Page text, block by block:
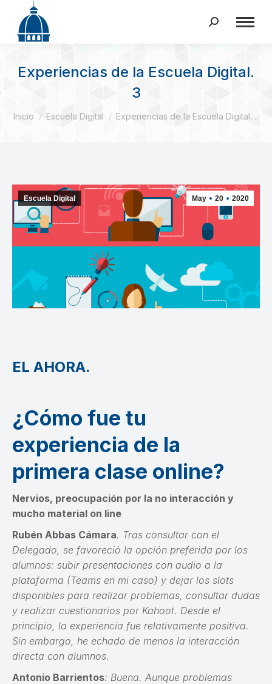
Buscar:
Experiencias de la Escuela Digital.
3
Estás aquí:
Inicio Escuela Digital Experiencias de la Escuela Digital.…
May 20 2020
Escuela Digital
EL AHORA.
¿Cómo fue tu
experiencia de la
primera clase online?
Nervios, preocupación por la no interacción y
mucho material on line
Rubén Abbas Cámara. Tras consultar con el
Delegado, se favoreció la opción preferida por los
alumnos: subir presentaciones con audio a la
plataforma (Teams en mi caso) y dejar los slots
disponibles para realizar problemas, consultar dudas
y realizar cuestionarios por Kahoot. Desde el
principio, la experiencia fue relativamente positiva.
Sin embargo, he echado de menos la interacción
directa con alumnos.
Antonio Barrientos: Buena. Aunque problemas